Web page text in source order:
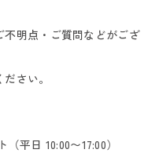
明点・ご質問などがござ
さい。
平日 10:00〜17:00）